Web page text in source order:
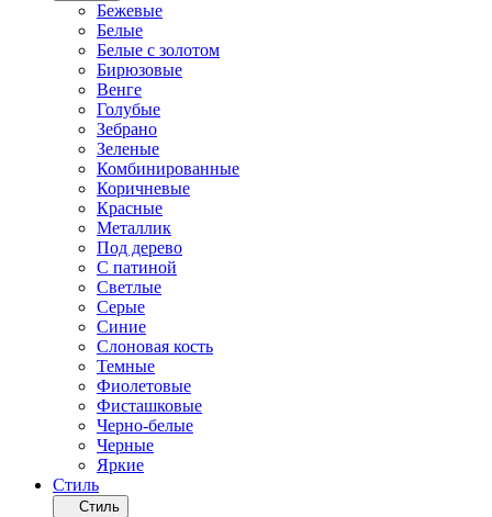
Бежевые
Белые
Белые с золотом
Бирюзовые
Венге
Голубые
Зебрано
Зеленые
Комбинированные
Коричневые
Красные
Металлик
Под дерево
С патиной
Светлые
Серые
Синие
Слоновая кость
Темные
Фиолетовые
Фисташковые
Черно-белые
Черные
Яркие
Стиль
Стиль